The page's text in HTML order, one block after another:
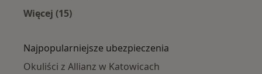
Więcej (15)
Najpopularniejsze ubezpieczenia
Okuliści z Allianz w Katowicach